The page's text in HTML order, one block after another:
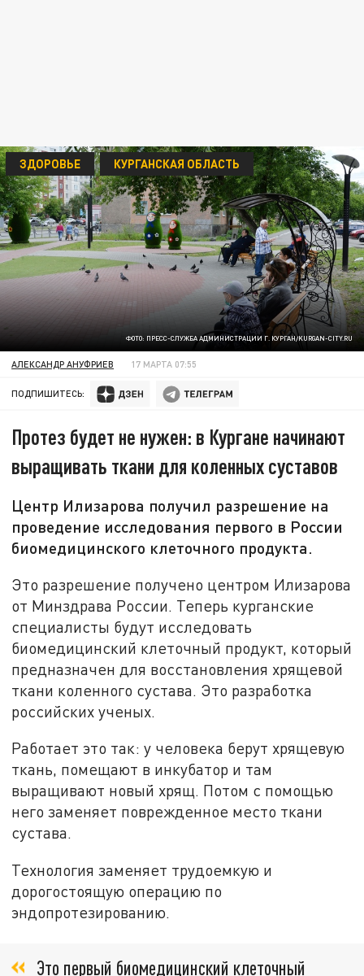
ФОТО: ПРЕСС-СЛУЖБА АДМИНИСТРАЦИИ Г. КУРГАН/KURGAN-CITY.RU
ЗДОРОВЬЕ КУРГАНСКАЯ ОБЛАСТЬ
АЛЕКСАНДР АНУФРИЕВ 17 МАРТА 07:55
ПОДПИШИТЕСЬ:
Протез будет не нужен: в Кургане начинают
выращивать ткани для коленных суставов
Центр Илизарова получил разрешение на
проведение исследования первого в России
биомедицинского клеточного продукта.
Это разрешение получено центром Илизарова
от Минздрава России. Теперь курганские
специалисты будут исследовать
биомедицинский клеточный продукт, который
предназначен для восстановления хрящевой
ткани коленного сустава. Это разработка
российских ученых.
Работает это так: у человека берут хрящевую
ткань, помещают в инкубатор и там
выращивают новый хрящ. Потом с помощью
него заменяет поврежденное место ткани
сустава.
Технология заменяет трудоемкую и
дорогостоящую операцию по
эндопротезированию.
Это первый биомедицинский клеточный